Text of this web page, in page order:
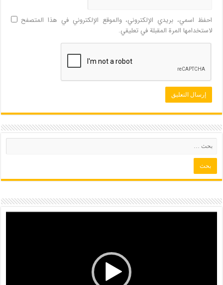
احفظ اسمي، بريدي الإلكتروني، والموقع الإلكتروني في هذا المتصفح
لاستخدامها المرة المقبلة في تعليقي.